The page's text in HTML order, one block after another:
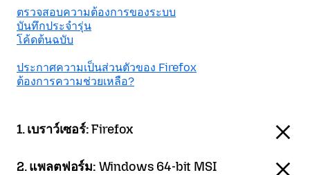
ตรวจสอบความต้องการของระบบ
บันทึกประจำรุ่น
โค้ดต้นฉบับ
ประกาศความเป็นส่วนตัวของ Firefox
ต้องการความช่วยเหลือ?
1. เบราว์เซอร์:Firefox
2. แพลตฟอร์ม: Windows 64-bit MSI